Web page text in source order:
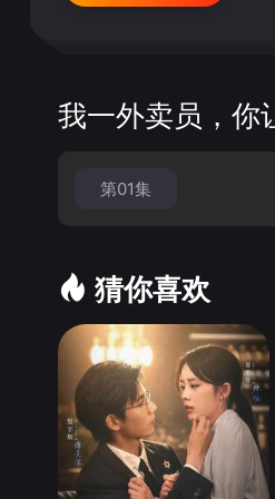
我一外卖员，你
第01集
猜你喜欢